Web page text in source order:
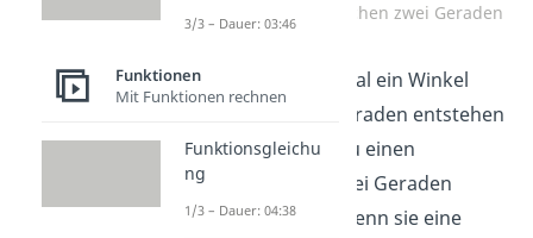
Schnittwinkel zwischen zwei Geraden
Damit aber erstmal ein Winkel
zwischen zwei Geraden entstehen
kann, brauchst du einen
Schnittpunkt
. Zwei Geraden
schneiden sich, wenn sie eine
3/3 – Dauer: 03:46
Funktionen
Mit Funktionen rechnen
Funktionsgleichu
ng
1/3 – Dauer: 04:38